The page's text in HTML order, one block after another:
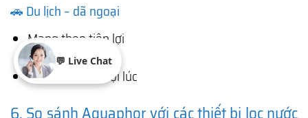
🚗 Du lịch – dã ngoại
Mang theo tiện lợi
Có nước sạch mọi lúc
💬 Live Chat